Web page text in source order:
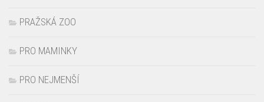
PRAŽSKÁ ZOO
PRO MAMINKY
PRO NEJMENŠÍ